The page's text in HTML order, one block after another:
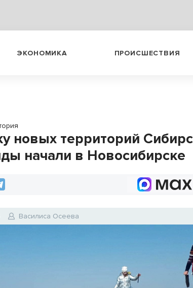
ЭКОНОМИКА ПРОИСШЕСТВИЯ
новых территорий
начали в Новосибирске
Василиса Осеева